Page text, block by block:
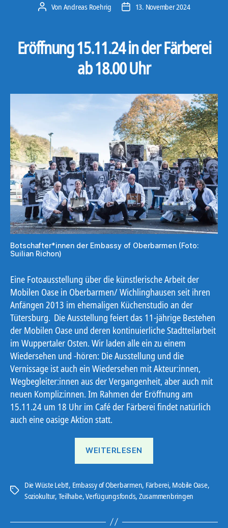
Beitragsautor
Von Andreas Roehrig Veröffentlichungsdatum
13. November 2024
Eröffnung 15.11.24 in der Färberei
ab 18.00 Uhr
Botschafter*innen der Embassy of Oberbarmen (Foto:
Suilian Richon)
Eine Fotoausstellung über die künstlerische Arbeit der
Mobilen Oase in Oberbarmen/ Wichlinghausen seit ihren
Anfängen 2013 im ehemaligen Küchenstudio an der
Tütersburg. Die Ausstellung feiert das 11-jährige Bestehen
der Mobilen Oase und deren kontinuierliche Stadtteilarbeit
im Wuppertaler Osten. Wir laden alle ein zu einem
Wiedersehen und -hören: Die Ausstellung und die
Vernissage ist auch ein Wiedersehen mit Akteur:innen,
Wegbegleiter:innen aus der Vergangenheit, aber auch mit
neuen Kompliz:innen. Im Rahmen der Eröffnung am
15.11.24 um 18 Uhr im Café der Färberei findet natürlich
auch eine oasige Aktion statt.
WEITERLESEN
Schlagwörter
Die Wüste Lebt!, Embassy of Oberbarmen, Färberei, Mobile Oase,
Soziokultur, Teilhabe,Verfügungsfonds, Zusammenbringen